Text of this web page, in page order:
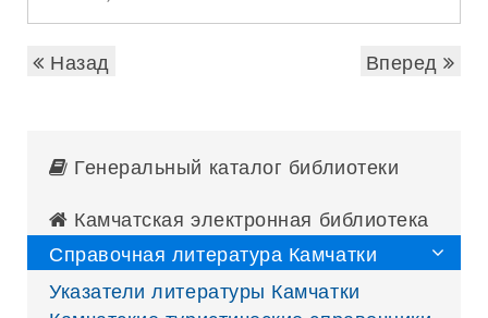
Назад Вперед
Генеральный каталог библиотеки
Камчатская электронная библиотека
Справочная литература Камчатки
Указатели литературы Камчатки